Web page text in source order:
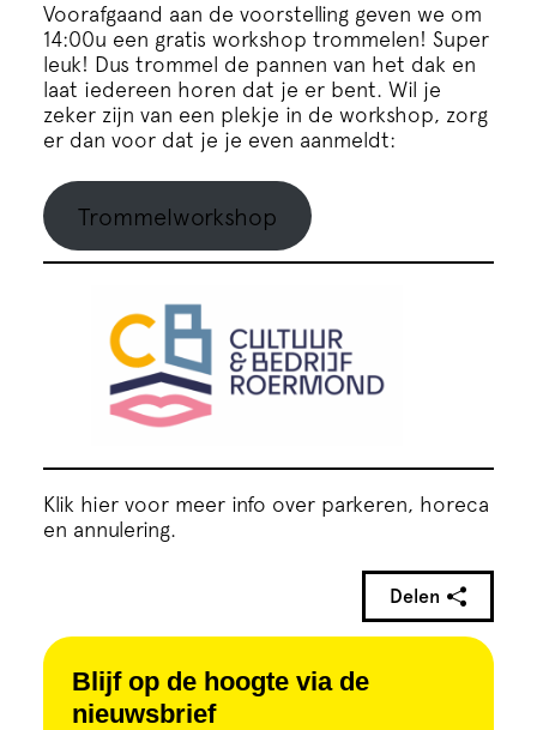
Blijf op de hoogte via de
nieuwsbrief
Voorafgaand aan de voorstelling geven we om
14:00u een gratis workshop trommelen! Super
leuk! Dus trommel de pannen van het dak en
laat iedereen horen dat je er bent. Wil je
zeker zijn van een plekje in de workshop, zorg
er dan voor dat je je even aanmeldt:
Trommelworkshop
Klik hier voor meer info over parkeren, horeca
en annulering.
Delen